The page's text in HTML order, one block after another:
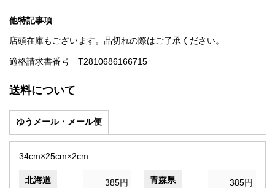
他特記事項
店頭在庫もございます。品切れの際はご了承ください。
適格請求書番号 T2810686166715
送料について
ゆうメール・メール便
34cm×25cm×2cm
北海道 385円 青森県 385円